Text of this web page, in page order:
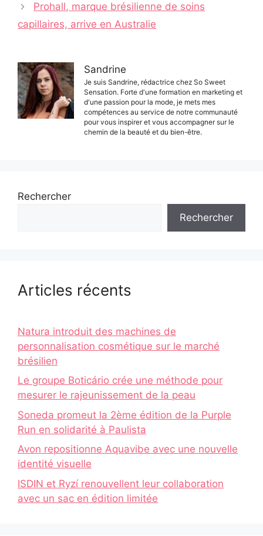
Prohall, marque brésilienne de soins
capillaires, arrive en Australie
Sandrine
Je suis Sandrine, rédactrice chez So Sweet
Sensation. Forte d'une formation en marketing et
d'une passion pour la mode, je mets mes
compétences au service de notre communauté
pour vous inspirer et vous accompagner sur le
chemin de la beauté et du bien-être.
Rechercher
Rechercher
Articles récents
Natura introduit des machines de
personnalisation cosmétique sur le marché
brésilien
Le groupe Boticário crée une méthode pour
mesurer le rajeunissement de la peau
Soneda promeut la 2ème édition de la Purple
Run en solidarité à Paulista
Avon repositionne Aquavibe avec une nouvelle
identité visuelle
ISDIN et Ryzí renouvellent leur collaboration
avec un sac en édition limitée